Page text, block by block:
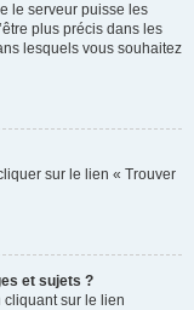
le serveur puisse les
plus précis dans les
lesquels vous souhaitez
sur le lien « Trouver
et sujets ?
cliquant sur le lien